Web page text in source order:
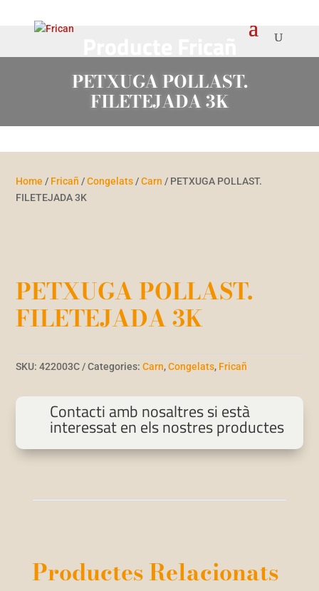
PETXUGA POLLAST.
FILETEJADA 3K
Home / Fricañ /Congelats /Carn / PETXUGA POLLAST.
FILETEJADA 3K
PETXUGA POLLAST.
FILETEJADA 3K
SKU:422003C Categories:Carn,Congelats, Fricañ
Contacti amb nosaltres si està
interessat en els nostres productes
Productes Relacionats